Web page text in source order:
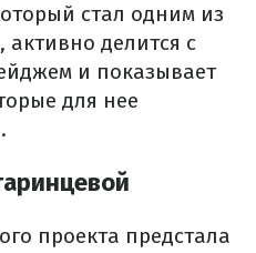
стал одним из
делится с
и показывает
для нее
проекта предстала